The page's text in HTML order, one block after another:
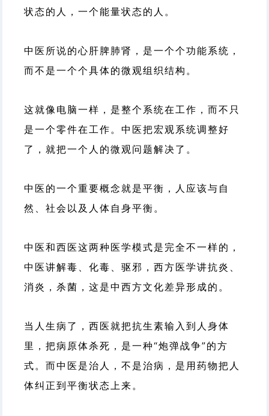
状态的人，一个能量状态的人。
中医所说的心肝脾肺肾，是一个个功能系统，
而不是一个个具体的微观组织结构。
这就像电脑一样，是整个系统在工作，而不只
是一个零件在工作。中医把宏观系统调整好
了，就把一个人的微观问题解决了。
中医的一个重要概念就是平衡，人应该与自
然、社会以及人体自身平衡。
中医和西医这两种医学模式是完全不一样的，
中医讲解毒、化毒、驱邪，西方医学讲抗炎、
消炎，杀菌，这是中西方文化差异形成的。
当人生病了，西医就把抗生素输入到人身体
里，把病原体杀死，是一种“炮弹战争”的方
式。而中医是治人，不是治病，是用药物把人
体纠正到平衡状态上来。